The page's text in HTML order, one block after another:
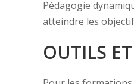
Pédagogie
atteindre les
OUTILS